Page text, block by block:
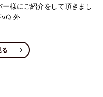
様にご紹介をして頂きまし
外…
る